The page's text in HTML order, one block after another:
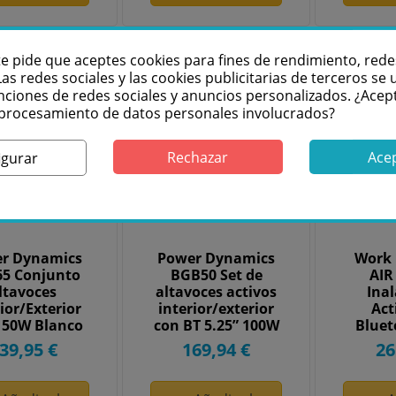
Dynamics
Conjunto
Exterior
Blanco
100058 €
Power Dynamics
BGB50 Set de
altavoces activos
interior/exterior
con BT 5.25” 100W
Negro...
169,94 €
Work
pide que aceptes cookies para fines de rendimiento,
redes sociales y las cookies publicitarias de terceros se
de redes sociales y anuncios personalizados.
de datos personales involucrados?
Rechazar